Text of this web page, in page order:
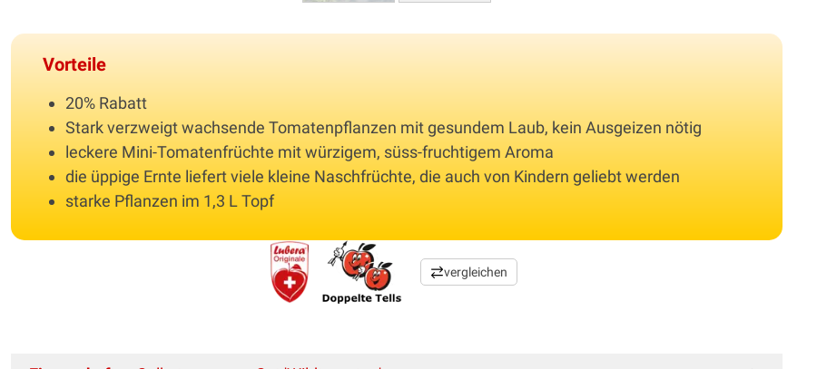
Vorteile
20% Rabatt
Stark verzweigt wachsende Tomatenpflanzen mit gesundem Laub, kein Ausgeizen nötig
leckere Mini-Tomatenfrüchte mit würzigem, süss-fruchtigem Aroma
die üppige Ernte liefert viele kleine Naschfrüchte, die auch von Kindern geliebt werden
starke Pflanzen im 1,3 L Topf
vergleichen